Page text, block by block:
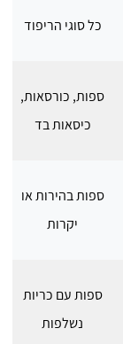
כל סוגי הריפוד
ספות, כורסאות,
כיסאות בד
ספות בהירות או
יקרות
ספות עם כריות
נשלפות